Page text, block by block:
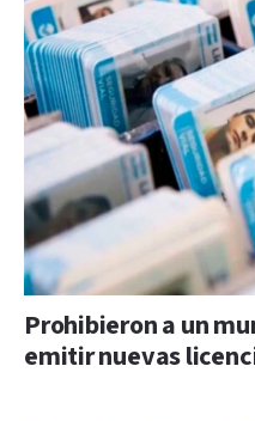
Prohibieron a un
emitir nuevas